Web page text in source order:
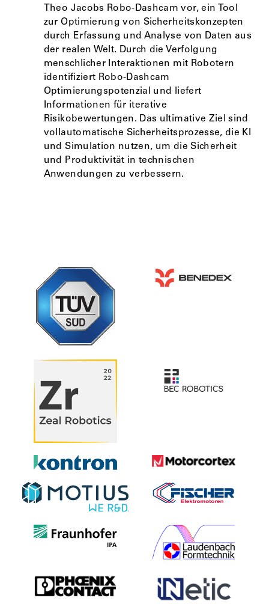
Theo Jacobs Robo-Dashcam vor, ein Tool
zur Optimierung von Sicherheitskonzepten
durch Erfassung und Analyse von Daten aus
der realen Welt. Durch die Verfolgung
menschlicher Interaktionen mit Robotern
identifiziert Robo-Dashcam
Optimierungspotenzial und liefert
Informationen für iterative
Risikobewertungen. Das ultimative Ziel sind
vollautomatische Sicherheitsprozesse, die KI
und Simulation nutzen, um die Sicherheit
und Produktivität in technischen
Anwendungen zu verbessern.